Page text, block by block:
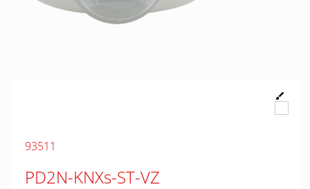
93511
PD2N-KNXs-ST-VZ